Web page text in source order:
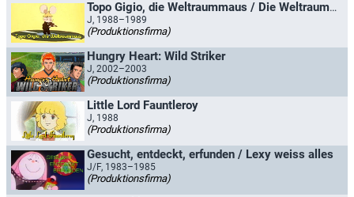
Topo Gigio, die Weltraummaus / Die Weltraum-Maus
J, 1988–1989
(Produktionsfirma)
Hungry Heart: Wild Striker
J, 2002–2003
(Produktionsfirma)
Little Lord Fauntleroy
J, 1988
(Produktionsfirma)
Gesucht, entdeckt, erfunden / Lexy weiss alles
J/F, 1983–1985
(Produktionsfirma)